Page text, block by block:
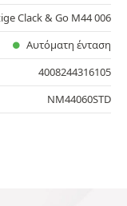
Clack & Go M44 006
Αυτόματη ένταση
4008244316105
NM44060STD